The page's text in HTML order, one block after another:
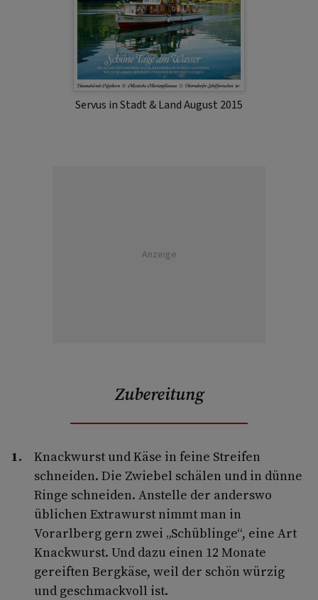
Servus in Stadt & Land August 2015
Anzeige
Zubereitung
Knackwurst und Käse in feine Streifen
schneiden. Die Zwiebel schälen und in dünne
Ringe schneiden. Anstelle der anderswo
üblichen Extrawurst nimmt man in
Vorarlberg gern zwei „Schüblinge“, eine Art
Knackwurst. Und dazu einen 12 Monate
gereiften Bergkäse, weil der schön würzig
und geschmackvoll ist.